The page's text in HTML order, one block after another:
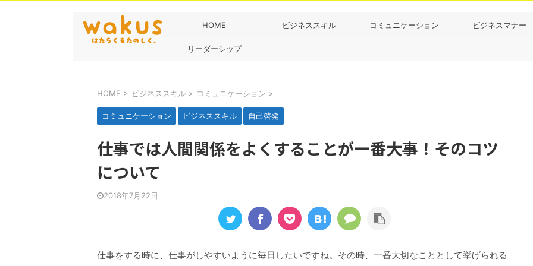
HOME ビジネススキル コミュニケーション ビジネスマナー
リーダーシップ
HOME > ビジネススキル > コミュニケーション >
コミュニケーション ビジネススキル 自己啓発
仕事では人間関係をよくすることが一番大事！そのコツ
について
2018年7月22日
仕事をする時に、仕事がしやすいように毎日したいですね。その時、一番大切なこととして挙げられる